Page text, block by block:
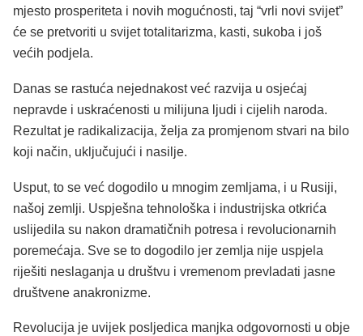
mjesto prosperiteta i novih mogućnosti, taj “vrli novi svijet”
će se pretvoriti u svijet totalitarizma, kasti, sukoba i još
većih podjela.
Danas se rastuća nejednakost već razvija u osjećaj
nepravde i uskraćenosti u milijuna ljudi i cijelih naroda.
Rezultat je radikalizacija, želja za promjenom stvari na bilo
koji način, uključujući i nasilje.
Usput, to se već dogodilo u mnogim zemljama, i u Rusiji,
našoj zemlji. Uspješna tehnološka i industrijska otkrića
uslijedila su nakon dramatičnih potresa i revolucionarnih
poremećaja. Sve se to dogodilo jer zemlja nije uspjela
riješiti neslaganja u društvu i vremenom prevladati jasne
društvene anakronizme.
Revolucija je uvijek posljedica manjka odgovornosti u obje